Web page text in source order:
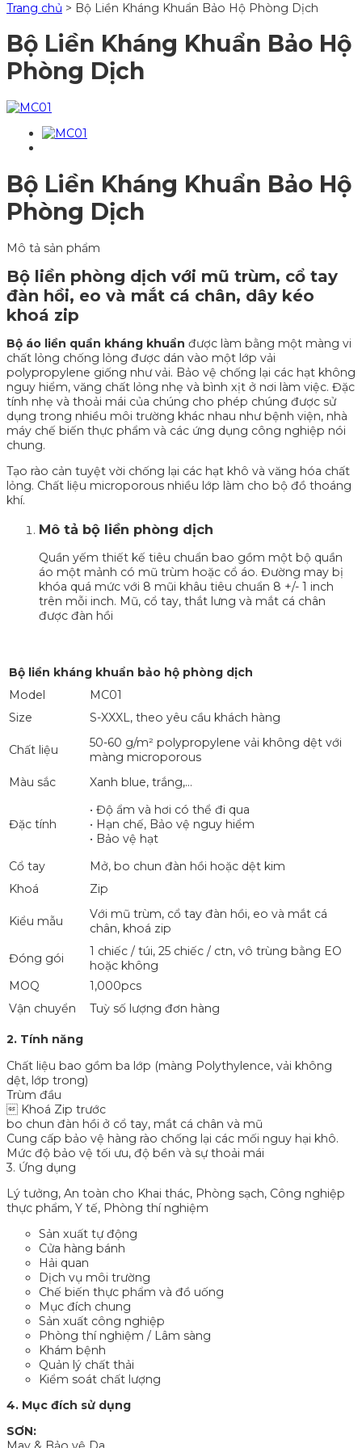
Trang chủ > Bộ Liền Kháng Khuẩn Bảo Hộ Phòng Dịch
Bộ Liền Kháng Khuẩn Bảo Hộ
Phòng Dịch
Bộ Liền Kháng Khuẩn Bảo Hộ
Phòng Dịch
Mô tả sản phẩm
Bộ liền phòng dịch với mũ trùm, cổ tay
đàn hồi, eo và mắt cá chân, dây kéo
khoá zip
Bộ áo liền quần kháng khuẩn được làm bằng một màng vi
chất lỏng chống lỏng được dán vào một lớp vải
polypropylene giống như vải. Bảo vệ chống lại các hạt không
nguy hiểm, văng chất lỏng nhẹ và bình xịt ở nơi làm việc. Đặc
tính nhẹ và thoải mái của chúng cho phép chúng được sử
dụng trong nhiều môi trường khác nhau như bệnh viện, nhà
máy chế biến thực phẩm và các ứng dụng công nghiệp nói
chung.
Tạo rào cản tuyệt vời chống lại các hạt khô và văng hóa chất
lỏng. Chất liệu microporous nhiều lớp làm cho bộ đồ thoáng
khí.
Mô tả bộ liền phòng dịch
Quần yếm thiết kế tiêu chuẩn bao gồm một bộ quần
áo một mảnh có mũ trùm hoặc cổ áo. Đường may bị
khóa quá mức với 8 mũi khâu tiêu chuẩn 8 +/- 1 inch
trên mỗi inch. Mũ, cổ tay, thắt lưng và mắt cá chân
được đàn hồi
Bộ liền kháng khuẩn bảo hộ phòng dịch
Model
MC01
Size
S-XXXL, theo yêu cầu khách hàng
Chất liệu
50-60 g/m² polypropylene vải không dệt với
màng microporous
Màu sắc
Xanh blue, trắng,…
Đặc tính
• Độ ẩm và hơi có thể đi qua
• Hạn chế, Bảo vệ nguy hiểm
• Bảo vệ hạt
Cổ tay
Mở, bo chun đàn hồi hoặc dệt kim
Khoá
Zip
Kiểu mẫu
Với mũ trùm, cổ tay đàn hồi, eo và mắt cá
chân, khoá zip
Đóng gói
1 chiếc / túi, 25 chiếc / ctn, vô trùng bằng EO
hoặc không
MOQ
1,000pcs
Vận chuyển
Tuỳ số lượng đơn hàng
2. Tính năng
Chất liệu bao gồm ba lớp (màng Polythylence, vải không
dệt, lớp trong)
Trùm đầu
Khoá Zip trước
bo chun đàn hồi ở cổ tay, mắt cá chân và mũ
Cung cấp bảo vệ hàng rào chống lại các mối nguy hại khô.
Mức độ bảo vệ tối ưu, độ bền và sự thoải mái
3. Ứng dụng
Lý tưởng, An toàn cho Khai thác, Phòng sạch, Công nghiệp
thực phẩm, Y tế, Phòng thí nghiệm
Sản xuất tự động
Cửa hàng bánh
Hải quan
Dịch vụ môi trường
Chế biến thực phẩm và đồ uống
Mục đích chung
Sản xuất công nghiệp
Phòng thí nghiệm / Lâm sàng
Khám bệnh
Quản lý chất thải
Kiểm soát chất lượng
4. Mục đích sử dụng
SƠN: